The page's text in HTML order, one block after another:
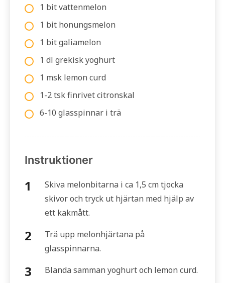
1 bit vattenmelon
1 bit honungsmelon
1 bit galiamelon
1 dl grekisk yoghurt
1 msk lemon curd
1-2 tsk finrivet citronskal
6-10 glasspinnar i trä
Instruktioner
Skiva melonbitarna i ca 1,5 cm tjocka
skivor och tryck ut hjärtan med hjälp av
ett kakmått.
Trä upp melonhjärtana på
glasspinnarna.
Blanda samman yoghurt och lemon curd.